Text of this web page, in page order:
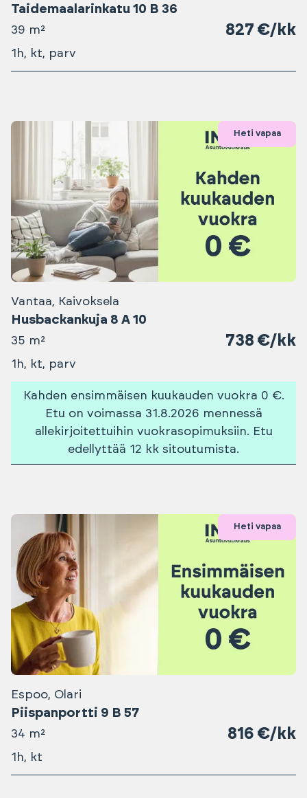
Taidemaalarinkatu 10 B 36
39 m² 827 €/kk
1h, kt, parv
Heti vapaa
Vantaa, Kaivoksela
Husbackankuja 8 A 10
35 m² 738 €/kk
1h, kt, parv
Kahden ensimmäisen kuukauden vuokra 0 €.
Etu on voimassa 31.8.2026 mennessä
allekirjoitettuihin vuokrasopimuksiin. Etu
edellyttää 12 kk sitoutumista.
Heti vapaa
Espoo, Olari
Piispanportti 9 B 57
34 m² 816 €/kk
1h, kt